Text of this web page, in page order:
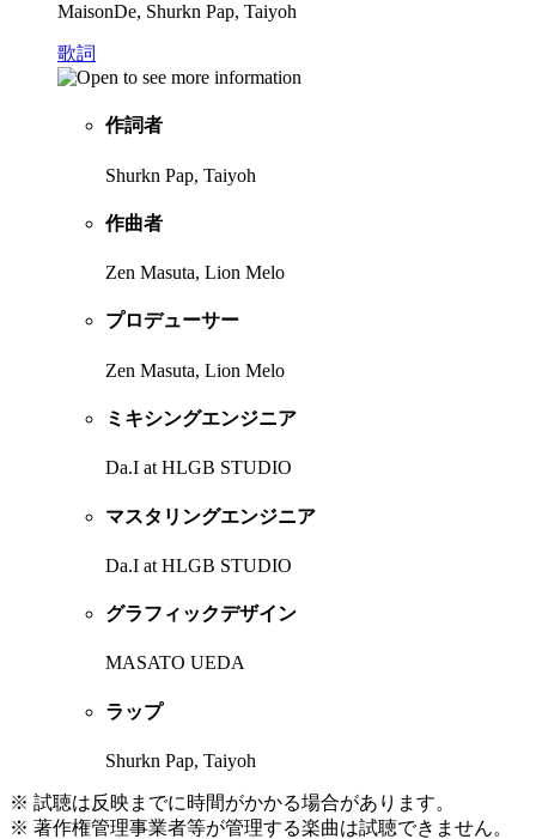
MaisonDe, Shurkn Pap, Taiyoh
歌詞
作詞者
Shurkn Pap, Taiyoh
作曲者
Zen Masuta, Lion Melo
プロデューサー
Zen Masuta, Lion Melo
ミキシングエンジニア
Da.I at HLGB STUDIO
マスタリングエンジニア
Da.I at HLGB STUDIO
グラフィックデザイン
MASATO UEDA
ラップ
Shurkn Pap, Taiyoh
※ 試聴は反映までに時間がかかる場合があります。
※ 著作権管理事業者等が管理する楽曲は試聴できません。